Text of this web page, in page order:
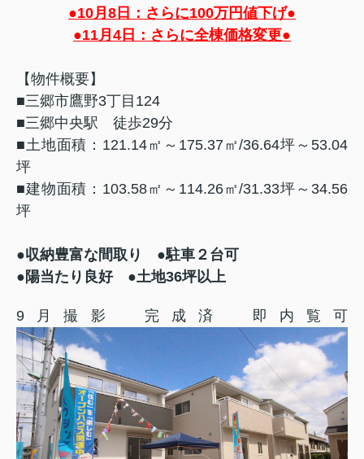
●10月8日：さらに100万円値下げ●
●11月4日：さらに全棟価格変更●
【物件概要】
■三郷市鷹野3丁目124
■三郷中央駅 徒歩29分
■土地面積：121.14㎡～175.37㎡/36.64坪～53.04
坪
■建物面積：103.58㎡～114.26㎡/31.33坪～34.56
坪
●収納豊富な間取り ●駐車２台可
●陽当たり良好 ●土地36坪以上
9月撮影 完成済 即内覧可